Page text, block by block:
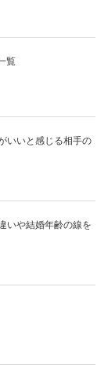
覧
いいと感じる相手の
いや結婚年齢の線を